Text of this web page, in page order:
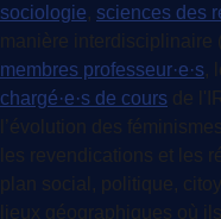
sociologie, sciences des
manière interdisciplinaire (
membres professeur·e·s,
chargé·e·s de cours de
l’évolution des
les revendications et les
plan social, politique,
lieux géographiques où